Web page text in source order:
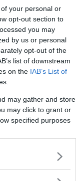
your personal or
opt-out section to
you may
by us or personal
opt-out of the
list of downstream
on the IAB’s List of
may gather and store
may click to grant or
specified purposes